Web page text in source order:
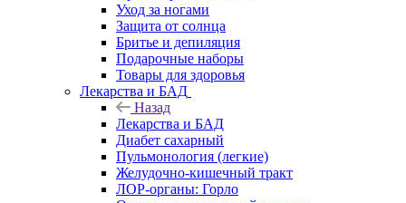
Уход за ногами
Защита от солнца
Бритье и депиляция
Подарочные наборы
Товары для здоровья
Лекарства и БАД
Назад
Лекарства и БАД
Диабет сахарный
Пульмонология (легкие)
Желудочно-кишечный тракт
ЛОР-органы: Горло